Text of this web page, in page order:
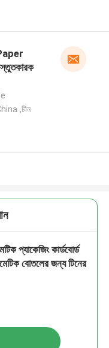
,চীন
প্যাকেজিং কার্ডবোর্ড
বোতলের জন্য টিনের